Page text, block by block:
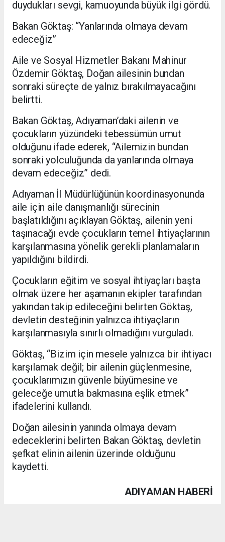
duydukları sevgi, kamuoyunda büyük ilgi gördü.
Bakan Göktaş: “Yanlarında olmaya devam
edeceğiz”
Aile ve Sosyal Hizmetler Bakanı Mahinur
Özdemir Göktaş, Doğan ailesinin bundan
sonraki süreçte de yalnız bırakılmayacağını
belirtti.
Bakan Göktaş, Adıyaman’daki ailenin ve
çocukların yüzündeki tebessümün umut
olduğunu ifade ederek, “Ailemizin bundan
sonraki yolculuğunda da yanlarında olmaya
devam edeceğiz” dedi.
Adıyaman İl Müdürlüğünün koordinasyonunda
aile için aile danışmanlığı sürecinin
başlatıldığını açıklayan Göktaş, ailenin yeni
taşınacağı evde çocukların temel ihtiyaçlarının
karşılanmasına yönelik gerekli planlamaların
yapıldığını bildirdi.
Çocukların eğitim ve sosyal ihtiyaçları başta
olmak üzere her aşamanın ekipler tarafından
yakından takip edileceğini belirten Göktaş,
devletin desteğinin yalnızca ihtiyaçların
karşılanmasıyla sınırlı olmadığını vurguladı.
Göktaş, “Bizim için mesele yalnızca bir ihtiyacı
karşılamak değil; bir ailenin güçlenmesine,
çocuklarımızın güvenle büyümesine ve
geleceğe umutla bakmasına eşlik etmek”
ifadelerini kullandı.
Doğan ailesinin yanında olmaya devam
edeceklerini belirten Bakan Göktaş, devletin
şefkat elinin ailenin üzerinde olduğunu
kaydetti.
ADIYAMAN HABERİ